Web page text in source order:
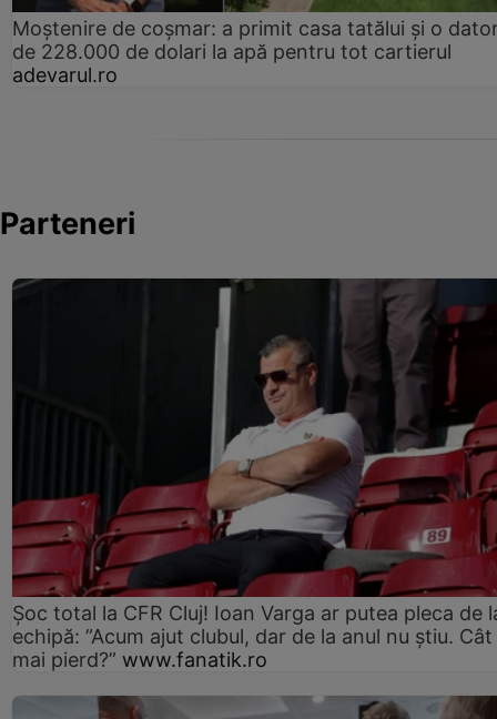
Moștenire de coșmar: a primit casa tatălui și o
de 228.000 de dolari la apă pentru tot cartierul
adevarul.ro
Parteneri
Șoc total la CFR Cluj! Ioan Varga ar putea pleca de
echipă: ”Acum ajut clubul, dar de la anul nu știu. Cât
mai pierd?” www.fanatik.ro